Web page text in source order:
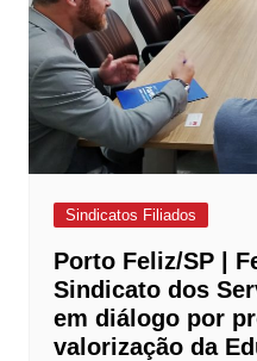
Sindicatos Filiados
Porto Feliz/SP |
Sindicato dos
em diálogo por
valorização da